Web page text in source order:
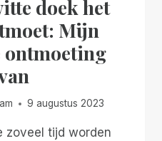
doek het
Mijn
9 augustus 2023
zoveel tijd worden